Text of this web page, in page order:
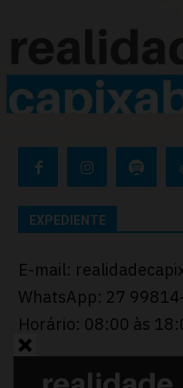
EXPEDIENTE
E-mail:
WhatsApp: 27
Horário: 08:00 às